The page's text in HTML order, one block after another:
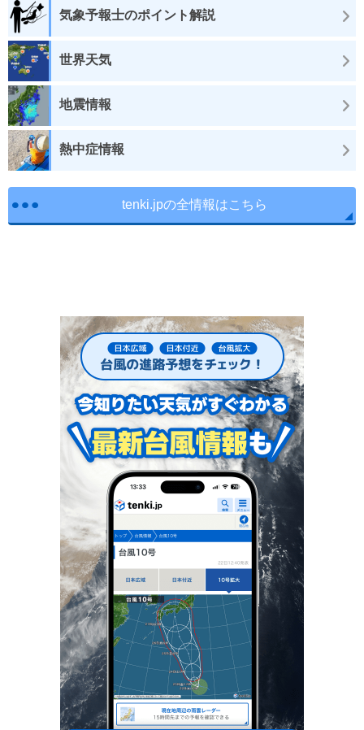
気象予報士のポイント解説
世界天気
地震情報
熱中症情報
tenki.jpの全情報はこちら